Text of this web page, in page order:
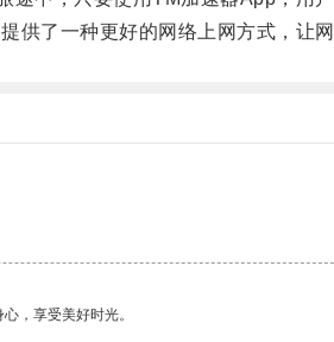
了一种更好的网络上网方式，让网
，享受美好时光。